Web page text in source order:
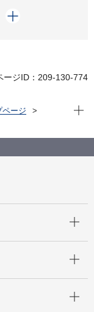
ージID：209-130-774
ページ
現在